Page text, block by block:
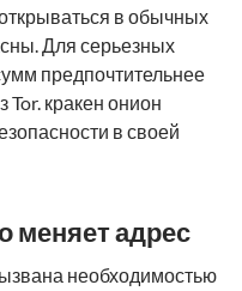
в обычных
Для серьезных
предпочтительнее
Tor. кракен онион
в своей
меняет адрес
необходимостью